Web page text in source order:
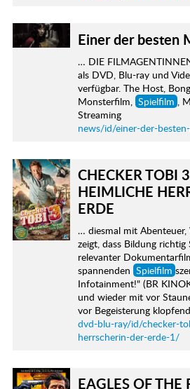
Einer der besten
… DIE
als DVD, Blu-ray und
verfügbar. The Host,
Monsterfilm,
Spielfilm ,
Streaming
news/id/einer-der-
CHECKER TOBI
HEIMLICHE
ERDE
… diesmal mit
zeigt, dass Bildung
relevanter
spannenden Spielfilm
Infotainment!" (BR
und wieder mit vor
vor Begeisterung
dvd-blu-ray/id/checker-
herrscherin-der-erde-1/
EAGLES OF THE